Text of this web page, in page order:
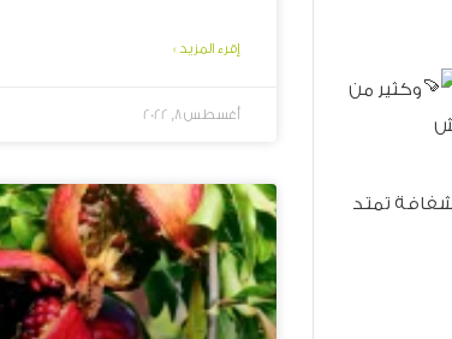
وكثير من
مصفر طولها حوالي ۳ مم الأجنحة شفافة تمتد
إقرء المزيد »
أغسطس 8, 2022